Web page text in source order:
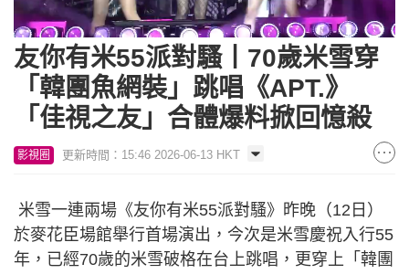
UnmuteLoaded:
7.77%
友你有米55派對騷丨70歲米雪穿
「韓團魚網裝」跳唱《APT.》
「佳視之友」合體爆料掀回憶殺
影視圈 更新時間：15:46 2026-06-13 HKT
米雪一連兩場《友你有米55派對騷》昨晚（12日）
於麥花臣場館舉行首場演出，今次是米雪慶祝入行55
年，已經70歲的米雪破格在台上跳唱，更穿上「韓團